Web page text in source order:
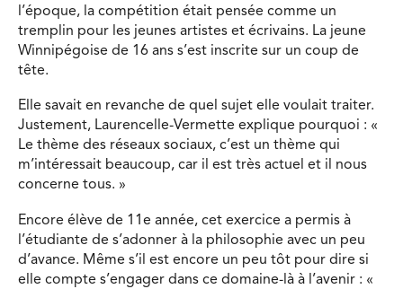
l’époque, la compétition était pensée comme un
tremplin pour les jeunes artistes et écrivains. La jeune
Winnipégoise de 16 ans s’est inscrite sur un coup de
tête.
Elle savait en revanche de quel sujet elle voulait traiter.
Justement, Laurencelle-Vermette explique pourquoi : «
Le thème des réseaux sociaux, c’est un thème qui
m’intéressait beaucoup, car il est très actuel et il nous
concerne tous. »
Encore élève de 11e année, cet exercice a permis à
l’étudiante de s’adonner à la philosophie avec un peu
d’avance. Même s’il est encore un peu tôt pour dire si
elle compte s’engager dans ce domaine-là à l’avenir : «